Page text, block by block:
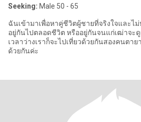
Seeking: Male 50 - 65
ฉันเข้ามาเพื่อหาคู่ชีวิตผู้ชายที่จริงใจและไ
อยู่กันไปตลอดชีวิต หรืออยู่กันจนแก่เฒ่าจะ
เวลาว่างเราก็จะไปเที่ยวด้วยกันสองคนตา
ด้วยกันค่ะ